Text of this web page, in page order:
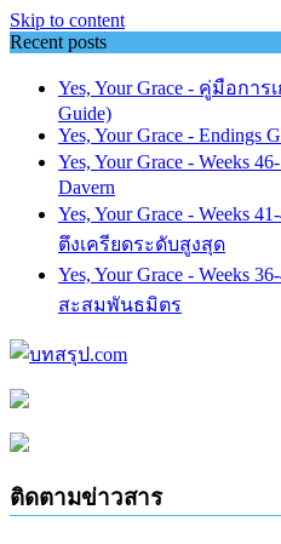
Skip to content
Recent posts
Yes, Your Grace - คู่มือกา
Guide)
Yes, Your Grace - Endings
Yes, Your Grace - Weeks
Davern
Yes, Your Grace - Weeks
ตึงเครียดระดับสูงสุด
Yes, Your Grace - Weeks
สะสมพันธมิตร
ติดตามข่าวสาร